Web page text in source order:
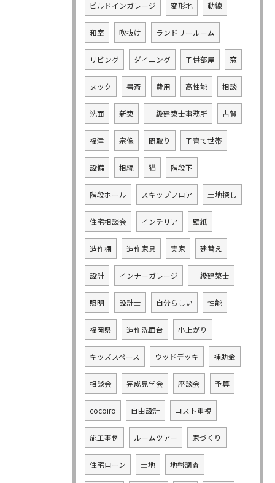
ビルドインガレージ 変形地 動線
和室 吹抜け ランドリールーム
リビング ダイニング 子供部屋 窓
ヌック 書斎 費用 高性能 相談
洗面 新築 一級建築士事務所 古賀
福津 宗像 間取り 子育て世帯
設備 相続 猫 階段下
階段ホール スキップフロア 土地探し
住宅相談会 インテリア 壁紙
造作棚 造作家具 実家 建替え
設計 インナーガレージ 一級建築士
照明 設計士 自分らしい 性能
福岡県 造作洗面台 小上がり
キッズスペース ウッドデッキ 補助金
相談会 完成見学会 座談会 予算
cocoiro 自由設計 コスト重視
施工事例 ルームツアー 家づくり
住宅ローン 土地 地盤調査